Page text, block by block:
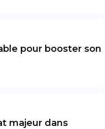
pour booster son
majeur dans